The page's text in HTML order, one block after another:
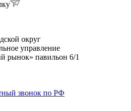
округ
управление
рынок» павильон 6/1
звонок по РФ